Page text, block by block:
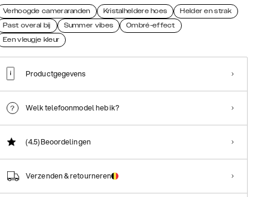
Verhoogde cameraranden Kristalheldere hoes
Helder en strak
Past overal bij
Summer vibes
Ombré-effect
Een vleugje kleur
Productgegevens
Welk telefoonmodel heb ik?
(4.5)Beoordelingen
Verzenden & retourneren